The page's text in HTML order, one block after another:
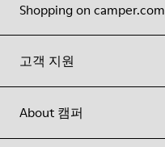
Shopping on camper.com
고객 지원
About 캠퍼